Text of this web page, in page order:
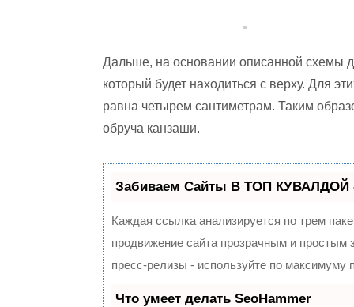
Дальше, на основании описанной схемы
который будет находиться с верху. Для
равна четырем сантиметрам. Таким
обруча канзаши.
Забиваем Сайты В ТОП КУВАЛДОЙ -
Каждая ссылка анализируется по трем
продвижение сайта прозрачным и
пресс-релизы - используйте по
Что умеет делать SeoHammer